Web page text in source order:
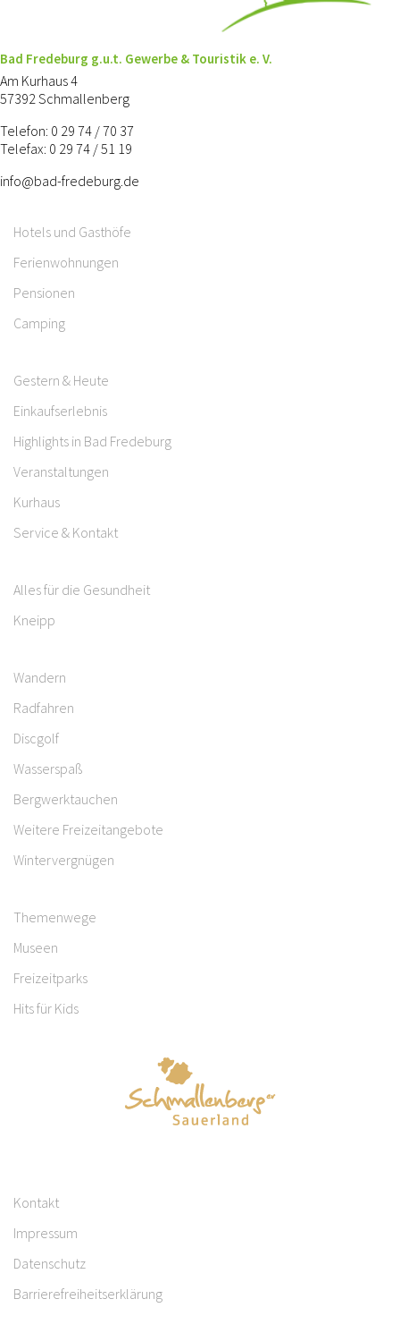
Bad Fredeburg g.u.t. Gewerbe & Touristik e. V.
Am Kurhaus 4
57392 Schmallenberg
Telefon: 0 29 74 / 70 37
Telefax: 0 29 74 / 51 19
info@bad-fredeburg.de
Hotels und Gasthöfe
Ferienwohnungen
Pensionen
Camping
Gestern & Heute
Einkaufserlebnis
Highlights in Bad Fredeburg
Veranstaltungen
Kurhaus
Service & Kontakt
Alles für die Gesundheit
Kneipp
Wandern
Radfahren
Discgolf
Wasserspaß
Bergwerktauchen
Weitere Freizeitangebote
Wintervergnügen
Themenwege
Museen
Freizeitparks
Hits für Kids
Kontakt
Impressum
Datenschutz
Barrierefreiheitserklärung